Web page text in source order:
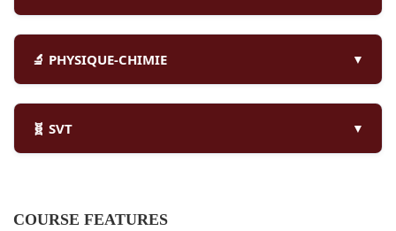
🔬 PHYSIQUE-CHIMIE
🧬 SVT
COURSE FEATURES